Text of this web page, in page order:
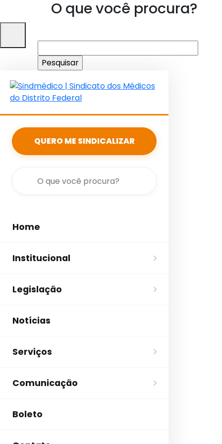
O que você procura?
por:
QUERO ME SINDICALIZAR
Home
Institucional
Legislação
Notícias
Serviços
Comunicação
Boleto